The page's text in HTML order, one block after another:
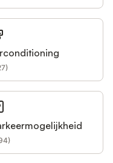
)
)